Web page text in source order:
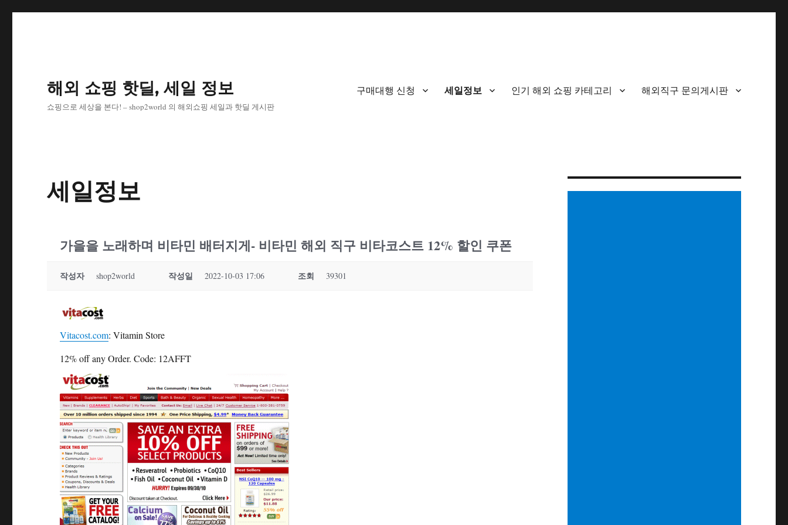
해외 쇼핑 핫딜, 세일 정보
쇼핑으로 세상을 본다! – shop2world 의 해외쇼핑 세일과 핫딜 게시판
구매대행 신청 세일정보 인기 해외 쇼핑 카테고리 해외직구 문의게시판
세일정보
가을을 노래하며 비타민 배터지게- 비타민 해외 직구 비타코스트 12% 할인 쿠폰
작성자 shop2world 작성일 2022-10-03 17:06 조회 39301
Vitacost.com: Vitamin Store
12% off any Order. Code: 12AFFT